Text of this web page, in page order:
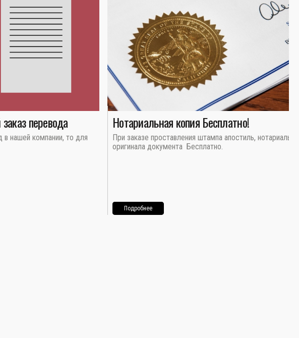
перевода
в нашей компании, то для
Нотариальная копия Бесплатно!
При заказе проставления штампа апостиль,
оригинала документа Бесплатно.
Подробнее